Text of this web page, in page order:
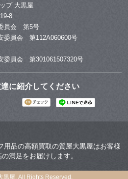
プ 大黒屋
8
員会 第5号
委員会 第112A060600号
委員会 第301061507320号
に紹介してください
用品の高額買取の質屋大黒屋はお客様
満足をお届けします。
黒屋. All Rights Reserved.